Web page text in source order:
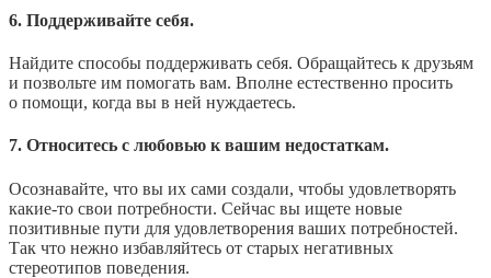
6. Поддерживайте себя.
Найдите способы поддерживать себя. Обращайтесь к друзьям
и позвольте им помогать вам. Вполне естественно просить
о помощи, когда вы в ней нуждаетесь.
7. Относитесь с любовью к вашим недостаткам.
Осознавайте, что вы их сами создали, чтобы удовлетворять
какие-то свои потребности. Сейчас вы ищете новые
позитивные пути для удовлетворения ваших потребностей.
Так что нежно избавляйтесь от старых негативных
стереотипов поведения.